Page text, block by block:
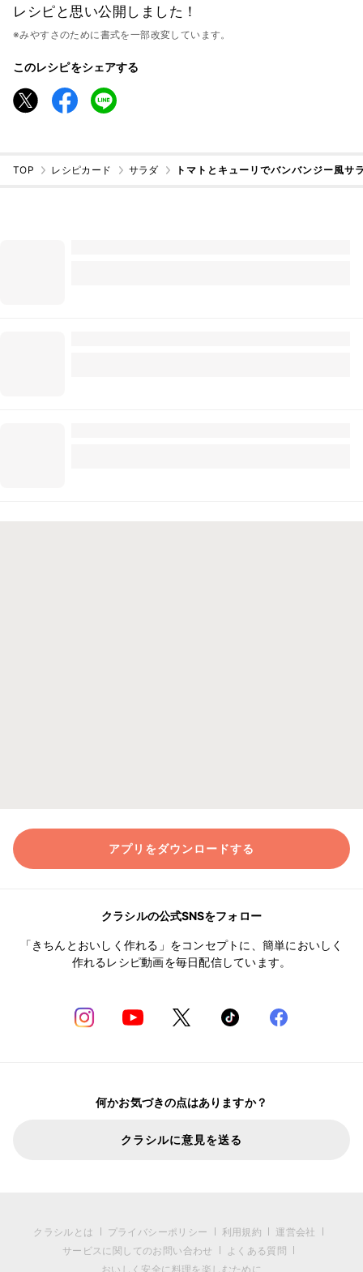
レシピと思い公開しました！
※みやすさのために書式を一部改変しています。
このレシピをシェアする
TOP レシピカード サラダ トマトとキューリでバンバンジー風サ
アプリをダウンロードする
クラシルの公式SNSをフォロー
「きちんとおいしく作れる」をコンセプトに、簡単においしく
作れるレシピ動画を毎日配信しています。
何かお気づきの点はありますか？
クラシルに意見を送る
クラシルとは プライバシーポリシー 利用規約
運営会社
サービスに関してのお問い合わせ
よくある質問
おいしく安全に料理を楽しむために